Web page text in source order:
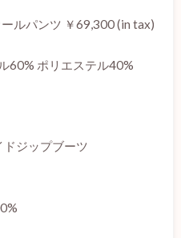
ルパンツ ￥69,300 (in tax)
60% ポリエステル40%
ジップブーツ